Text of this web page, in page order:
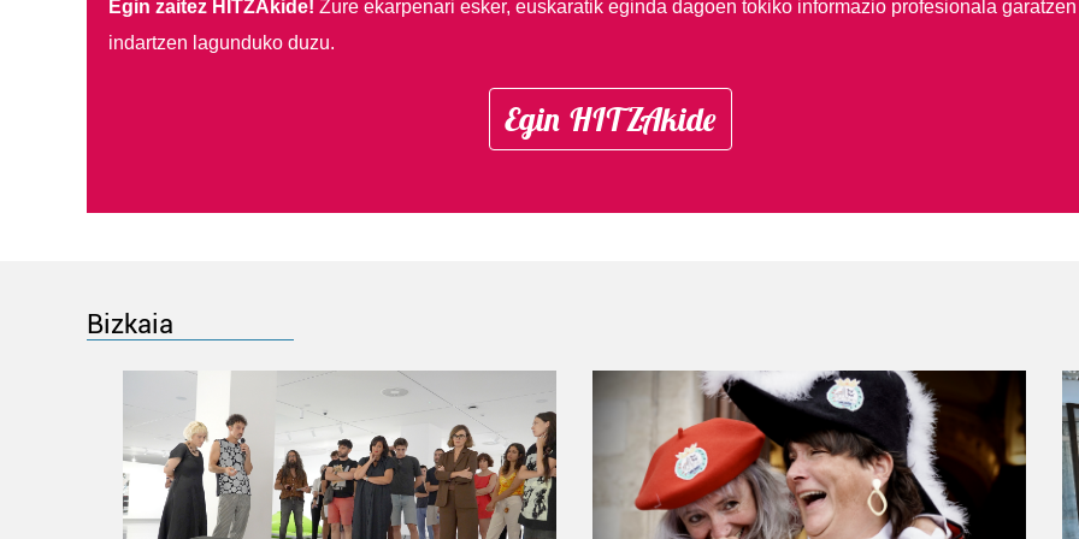
Egin zaitez HITZAkide! Zure ekarpenari esker, euskaratik eginda dagoen tokiko informazio profesionala
indartzen lagunduko duzu.
Egin HITZAkide
Bizkaia